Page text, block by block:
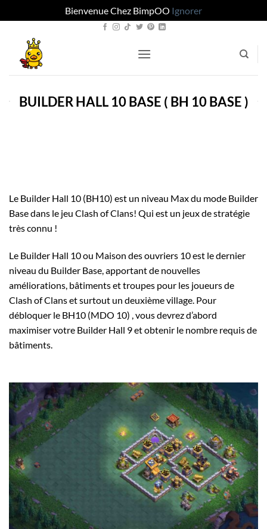
Bienvenue Chez BimpOO Ignorer
contenu
BUILDER HALL 10 BASE ( BH 10 BASE )
Le Builder Hall 10 (BH10) est un niveau Max du mode Builder
Base dans le jeu Clash of Clans! Qui est un jeux de stratégie
très connu !
Le Builder Hall 10 ou Maison des ouvriers 10 est le dernier
niveau du Builder Base, apportant de nouvelles
améliorations, bâtiments et troupes pour les joueurs de
Clash of Clans et surtout un deuxième village. Pour
débloquer le BH10 (MDO 10) , vous devrez d’abord
maximiser votre Builder Hall 9 et obtenir le nombre requis de
bâtiments.